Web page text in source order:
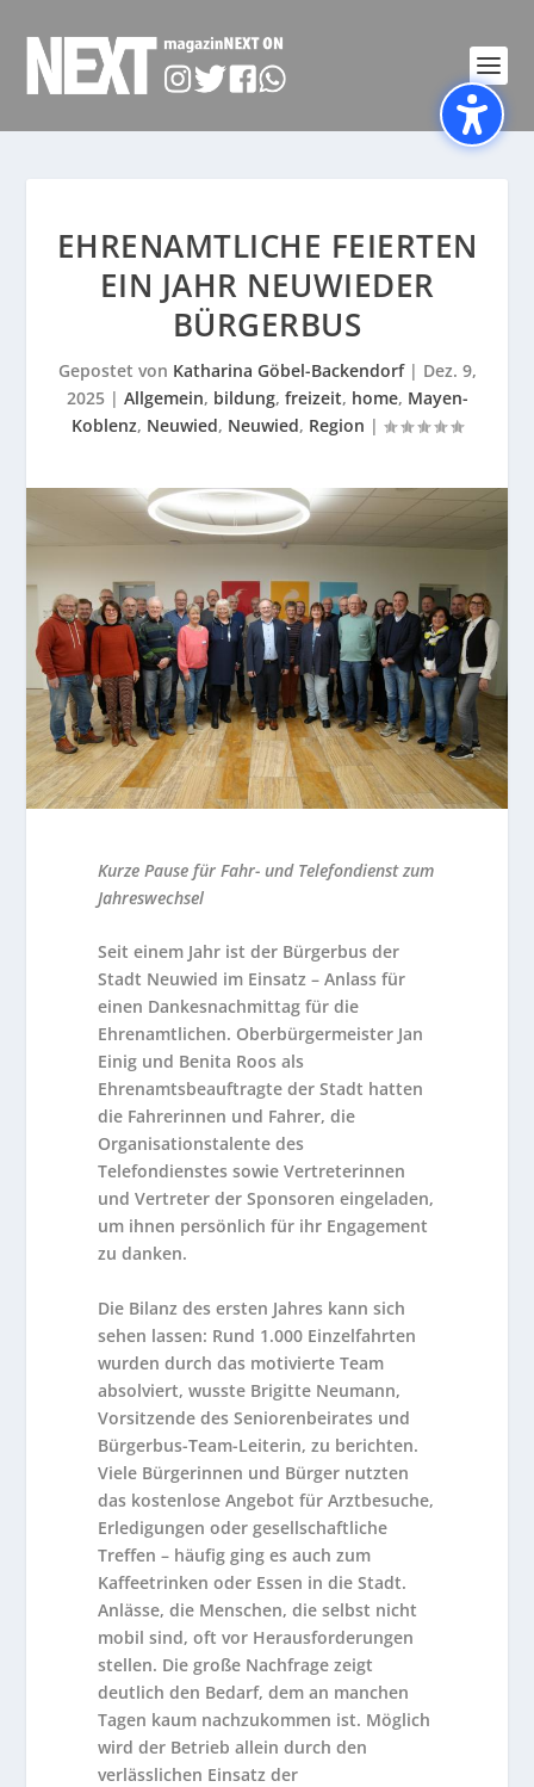
EHRENAMTLICHE FEIERTEN
EIN JAHR NEUWIEDER
BÜRGERBUS
Gepostet von Katharina Göbel-Backendorf| Dez. 9,
2025| Allgemein, bildung, freizeit, home, Mayen-
Koblenz, Neuwied, Neuwied, Region |
Kurze Pause für Fahr- und Telefondienst zum
Jahreswechsel
Seit einem Jahr ist der Bürgerbus der
Stadt Neuwied im Einsatz – Anlass für
einen Dankesnachmittag für die
Ehrenamtlichen. Oberbürgermeister Jan
Einig und Benita Roos als
Ehrenamtsbeauftragte der Stadt hatten
die Fahrerinnen und Fahrer, die
Organisationstalente des
Telefondienstes sowie Vertreterinnen
und Vertreter der Sponsoren eingeladen,
um ihnen persönlich für ihr Engagement
zu danken.
Die Bilanz des ersten Jahres kann sich
sehen lassen: Rund 1.000 Einzelfahrten
wurden durch das motivierte Team
absolviert, wusste Brigitte Neumann,
Vorsitzende des Seniorenbeirates und
Bürgerbus-Team-Leiterin, zu berichten.
Viele Bürgerinnen und Bürger nutzten
das kostenlose Angebot für Arztbesuche,
Erledigungen oder gesellschaftliche
Treffen – häufig ging es auch zum
Kaffeetrinken oder Essen in die Stadt.
Anlässe, die Menschen, die selbst nicht
mobil sind, oft vor Herausforderungen
stellen. Die große Nachfrage zeigt
deutlich den Bedarf, dem an manchen
Tagen kaum nachzukommen ist. Möglich
wird der Betrieb allein durch den
verlässlichen Einsatz der